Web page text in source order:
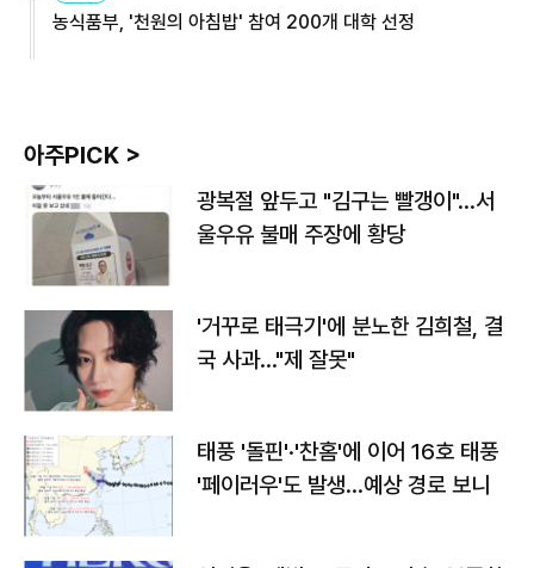
농식품부, '천원의 아침밥' 참여 200개 대학 선정
아주PICK >
광복절 앞두고 "김구는 빨갱이"…서
울우유 불매 주장에 황당
'거꾸로 태극기'에 분노한 김희철, 결
국 사과…"제 잘못"
태풍 '돌핀'·'찬홈'에 이어 16호 태풍
'페이러우'도 발생…예상 경로 보니